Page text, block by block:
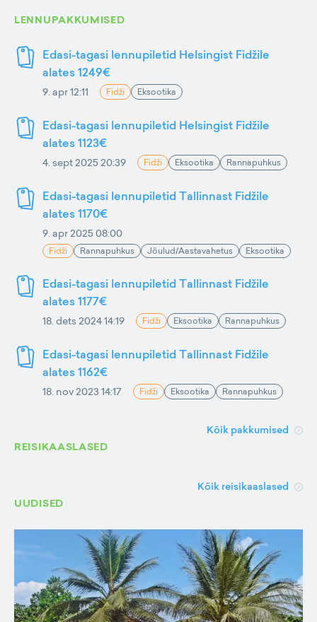
LENNUPAKKUMISED
Edasi-tagasi lennupiletid Helsingist Fidžile
alates 1249€
9. apr 12:11 Fidži Eksootika
Edasi-tagasi lennupiletid Helsingist Fidžile
alates 1123€
4. sept 2025 20:39 Fidži Eksootika Rannapuhkus
Edasi-tagasi lennupiletid Tallinnast Fidžile
alates 1170€
9. apr 2025 08:00
Fidži Rannapuhkus Jõulud/Aastavahetus Eksootika
Edasi-tagasi lennupiletid Tallinnast Fidžile
alates 1177€
18. dets 2024 14:19 Fidži Eksootika Rannapuhkus
Edasi-tagasi lennupiletid Tallinnast Fidžile
alates 1162€
18. nov 2023 14:17 Fidži Eksootika Rannapuhkus
Kõik pakkumised
REISIKAASLASED
Kõik reisikaaslased
UUDISED